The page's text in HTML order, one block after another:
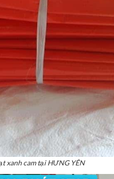
xanh cam tại HƯNG YÊN